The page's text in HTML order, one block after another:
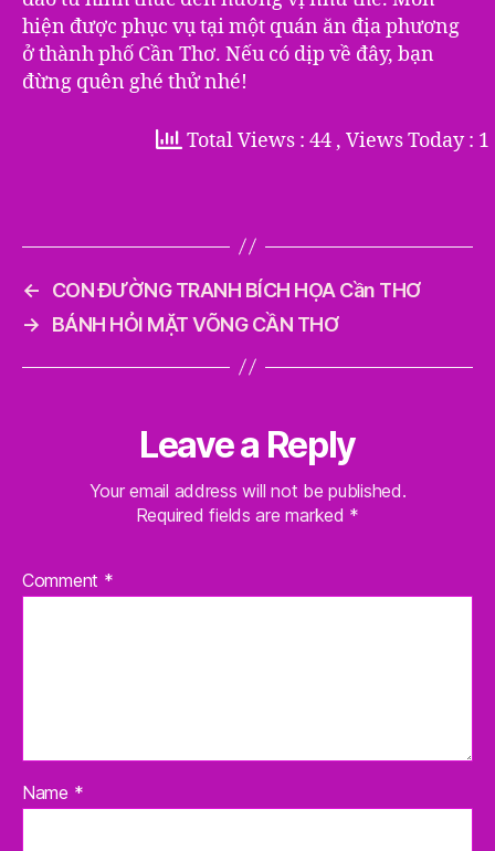
hiện được phục vụ tại một quán ăn địa phương
ở thành phố Cần Thơ. Nếu có dịp về đây, bạn
đừng quên ghé thử nhé!
Total Views : 44 , Views Today : 1
←
CON ĐƯỜNG TRANH BÍCH HỌA Cần THƠ
→
BÁNH HỎI MẶT VÕNG CẦN THƠ
Leave a Reply
Your email address will not be published.
Required fields are marked *
Comment *
Name *